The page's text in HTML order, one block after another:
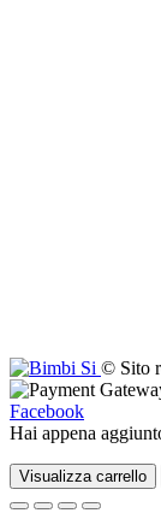
© Sito
Facebook
Hai appena
Visualizza carrello